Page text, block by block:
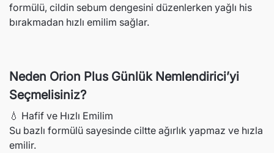
formülü, cildin sebum dengesini düzenlerken yağlı his
bırakmadan hızlı emilim sağlar.
Neden Orion Plus Günlük Nemlendirici’yi
Seçmelisiniz?
💧 Hafif ve Hızlı Emilim
Su bazlı formülü sayesinde ciltte ağırlık yapmaz ve hızla
emilir.